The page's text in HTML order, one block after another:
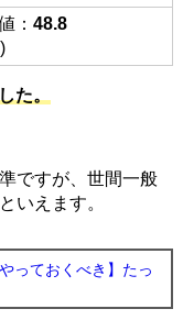
：48.8
た。
ですが、世間一般
いえます。
っておくべき】たっ